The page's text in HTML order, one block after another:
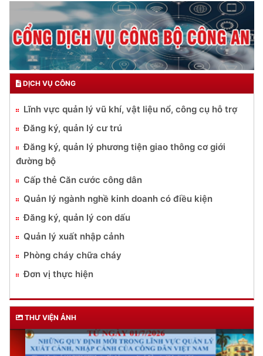
DỊCH VỤ CÔNG
Lĩnh vực quản lý vũ khí, vật liệu nổ, công cụ hỗ trợ
Đăng ký, quản lý cư trú
Đăng ký, quản lý phương tiện giao thông cơ giới
đường bộ
Cấp thẻ Căn cước công dân
Quản lý ngành nghề kinh doanh có điều kiện
Đăng ký, quản lý con dấu
Quản lý xuất nhập cảnh
Phòng cháy chữa cháy
Đơn vị thực hiện
THƯ VIỆN ẢNH